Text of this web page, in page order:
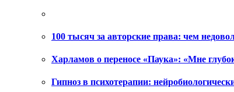
100 тысяч за авторские права: чем
Харламов о переносе «Паука»: «Мне
Гипноз в психотерапии: